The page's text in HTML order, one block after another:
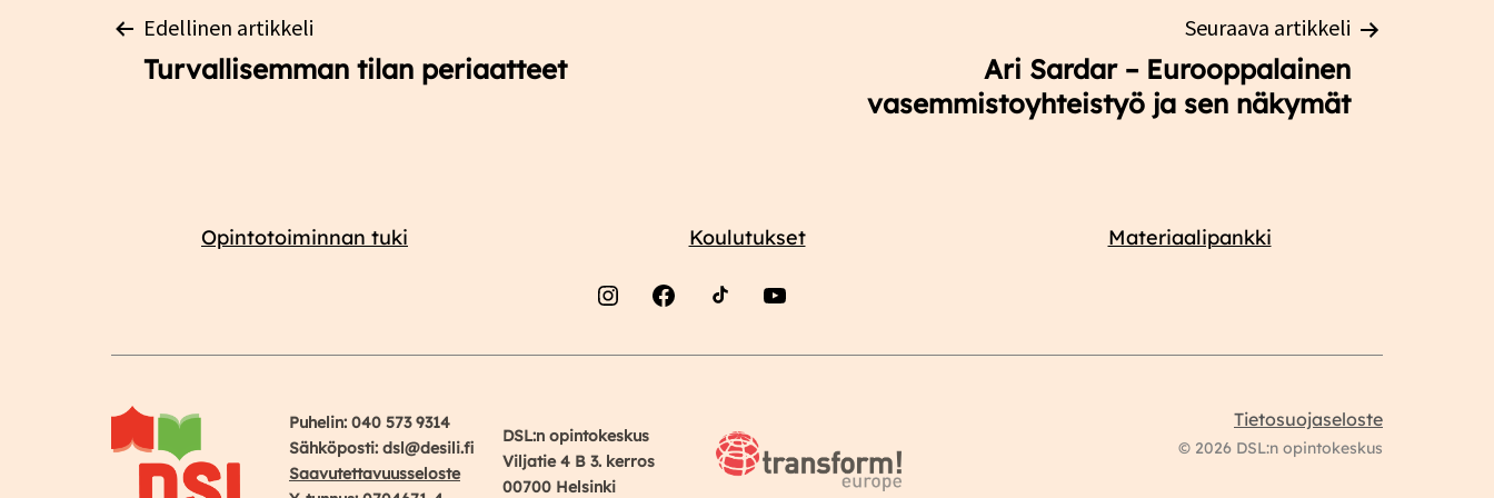
Artikkelien
Edellinen artikkeli
Turvallisemman tilan periaatteet
Seuraava artikkeli
Ari Sardar – Eurooppalainen
vasemmistoyhteistyö ja sen näkymät
Opintotoiminnan tuki Koulutukset Materiaalipankki
Puhelin: 040 573 9314
Sähköposti: dsl@desili.fi
Saavutettavuusseloste
DSL:n opintokeskus
Viljatie 4 B 3. kerros
00700 Helsinki
© 2026 DSL:n opintokeskus
Tietosuojaseloste